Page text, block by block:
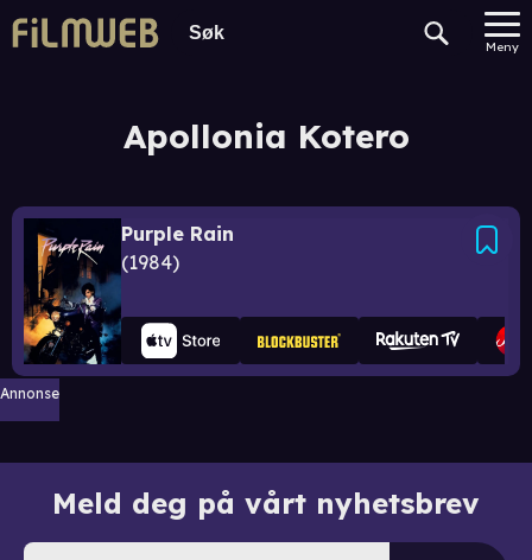
Meny
Apollonia Kotero
Purple Rain
1984
Annonse
Meld deg på vårt nyhetsbrev